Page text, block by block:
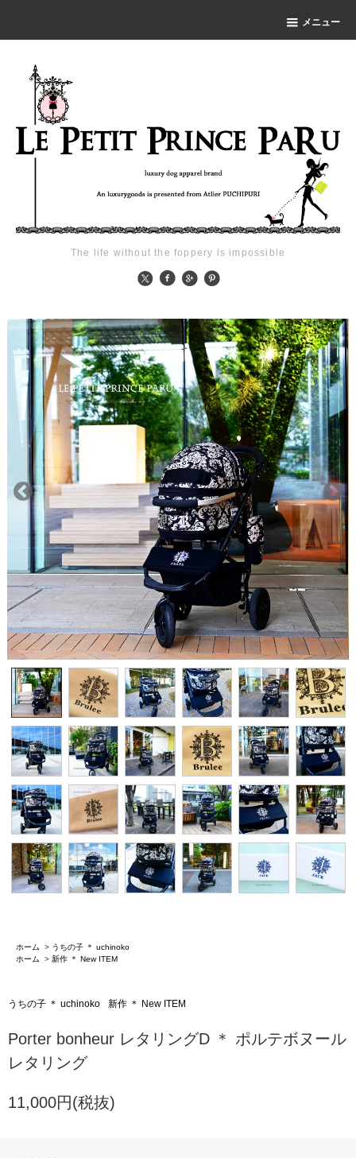
メニュー
The life without the foppery is impossible
ホーム > うちの子 ＊ uchinoko
ホーム
> 新作 ＊ New ITEM
うちの子 ＊ uchinoko 新作 ＊ New ITEM
Porter bonheur レタリングD ＊ ポルテボヌール
レタリング
11,000円(税抜)